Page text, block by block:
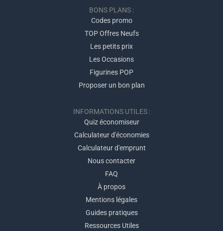
BONS PLANS :
Codes promo
TOP Offres Neufs
Les petits prix
Les Occasions
Figurines POP
Proposer un bon plan
INFORMATIONS UTILES :
Quiz économiseur
Calculateur d'économies
Calculateur d'emprunt
Nous contacter
FAQ
À propos
Mentions légales
Guides pratiques
Ressources Utiles